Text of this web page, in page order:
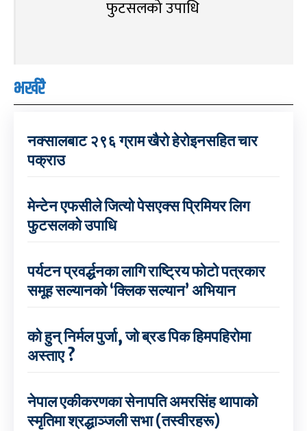
फुटसलको उपाधि
भर्खरै
नक्सालबाट २९६ ग्राम खैरो हेरोइनसहित चार
पक्राउ
मेन्टेन एफसीले जित्यो पेसएक्स प्रिमियर लिग
फुटसलको उपाधि
पर्यटन प्रवर्द्धनका लागि राष्ट्रिय फोटो पत्रकार
समूह सल्यानको ‘क्लिक सल्यान’ अभियान
को हुन् निर्मल पुर्जा, जो ब्रड पिक हिमपहिरोमा
अस्ताए ?
नेपाल एकीकरणका सेनापति अमरसिंह थापाको
स्मृतिमा श्रद्धाञ्जली सभा (तस्वीरहरू)